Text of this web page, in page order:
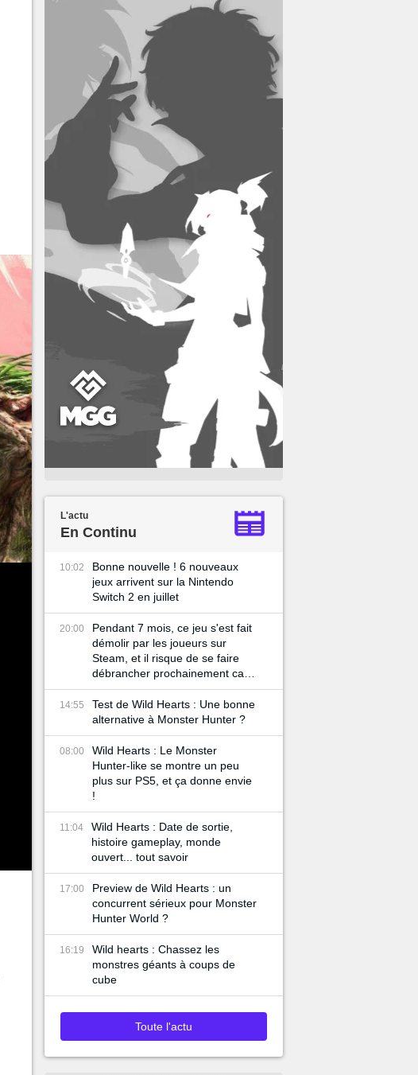
L'actu
En Continu
10:02
Bonne nouvelle ! 6 nouveaux
jeux arrivent sur la Nintendo
Switch 2 en juillet
20:00
Pendant 7 mois, ce jeu s'est fait
démolir par les joueurs sur
Steam, et il risque de se faire
débrancher prochainement car il
est considéré comme un
échec...
14:55
Test de Wild Hearts : Une bonne
alternative à Monster Hunter ?
08:00
Wild Hearts : Le Monster
Hunter-like se montre un peu
plus sur PS5, et ça donne envie
!
11:04
Wild Hearts : Date de sortie,
histoire gameplay, monde
ouvert... tout savoir
17:00
Preview de Wild Hearts : un
concurrent sérieux pour Monster
Hunter World ?
16:19
Wild hearts : Chassez les
monstres géants à coups de
cube
Toute l'actu